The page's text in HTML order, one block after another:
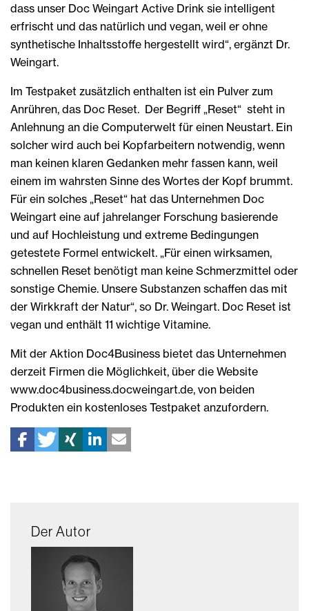
dass unser Doc Weingart Active Drink sie intelligent
erfrischt und das natürlich und vegan, weil er ohne
synthetische Inhaltsstoffe hergestellt wird“, ergänzt Dr.
Weingart.
Im Testpaket zusätzlich enthalten ist ein Pulver zum
Anrühren, das Doc Reset. Der Begriff „Reset“ steht in
Anlehnung an die Computerwelt für einen Neustart. Ein
solcher wird auch bei Kopfarbeitern notwendig, wenn
man keinen klaren Gedanken mehr fassen kann, weil
einem im wahrsten Sinne des Wortes der Kopf brummt.
Für ein solches „Reset“ hat das Unternehmen Doc
Weingart eine auf jahrelanger Forschung basierende
und auf Hochleistung und extreme Bedingungen
getestete Formel entwickelt. „Für einen wirksamen,
schnellen Reset benötigt man keine Schmerzmittel oder
sonstige Chemie. Unsere Substanzen schaffen das mit
der Wirkkraft der Natur“, so Dr. Weingart. Doc Reset ist
vegan und enthält 11 wichtige Vitamine.
Mit der Aktion Doc4Business bietet das Unternehmen
derzeit Firmen die Möglichkeit, über die Website
www.doc4business.docweingart.de, von beiden
Produkten ein kostenloses Testpaket anzufordern.
Der Autor